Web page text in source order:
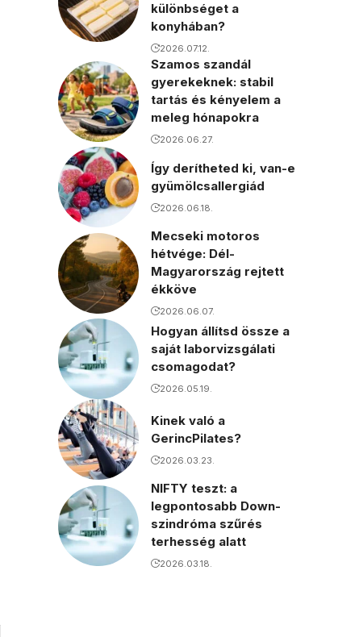
különbséget a
konyhában?
2026.07.12.
Szamos szandál
gyerekeknek: stabil
tartás és kényelem a
meleg hónapokra
2026.06.27.
Így derítheted ki, van-e
gyümölcsallergiád
2026.06.18.
Mecseki motoros
hétvége: Dél-
Magyarország rejtett
ékköve
2026.06.07.
Hogyan állítsd össze a
saját laborvizsgálati
csomagodat?
2026.05.19.
Kinek való a
GerincPilates?
2026.03.23.
NIFTY teszt: a
legpontosabb Down-
szindróma szűrés
terhesség alatt
2026.03.18.